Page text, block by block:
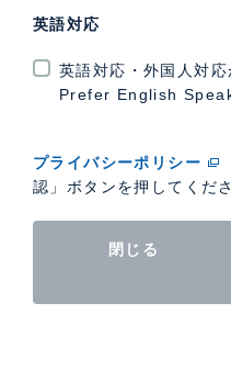
英語対応
英語対応・外国人対応
Prefer English
プライバシーポリシー
認」ボタンを押してくださ
閉じる